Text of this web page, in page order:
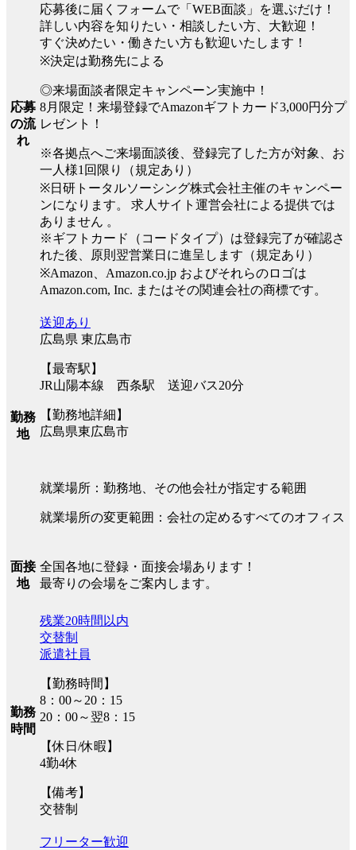
応募
の流
れ
応募後に届くフォームで「WEB面談」を選ぶだけ！
詳しい内容を知りたい・相談したい方、大歓迎！
すぐ決めたい・働きたい方も歓迎いたします！
※決定は勤務先による
◎来場面談者限定キャンペーン実施中！
8月限定！来場登録でAmazonギフトカード3,000円分プ
レゼント！
※各拠点へご来場面談後、登録完了した方が対象、お
一人様1回限り（規定あり）
※日研トータルソーシング株式会社主催のキャンペー
ンになります。 求人サイト運営会社による提供では
ありません 。
※ギフトカード（コードタイプ）は登録完了が確認さ
れた後、原則翌営業日に進呈します（規定あり）
※Amazon、Amazon.co.jp およびそれらのロゴは
Amazon.com, Inc. またはその関連会社の商標です。
勤務
地
送迎あり
広島県 東広島市
【最寄駅】
JR山陽本線 西条駅 送迎バス20分
【勤務地詳細】
広島県東広島市
就業場所：勤務地、その他会社が指定する範囲
就業場所の変更範囲：会社の定めるすべてのオフィス
面接
地
全国各地に登録・面接会場あります！
最寄りの会場をご案内します。
勤務
時間
残業20時間以内
交替制
派遣社員
【勤務時間】
8：00～20：15
20：00～翌8：15
【休日/休暇】
4勤4休
【備考】
交替制
フリーター歓迎